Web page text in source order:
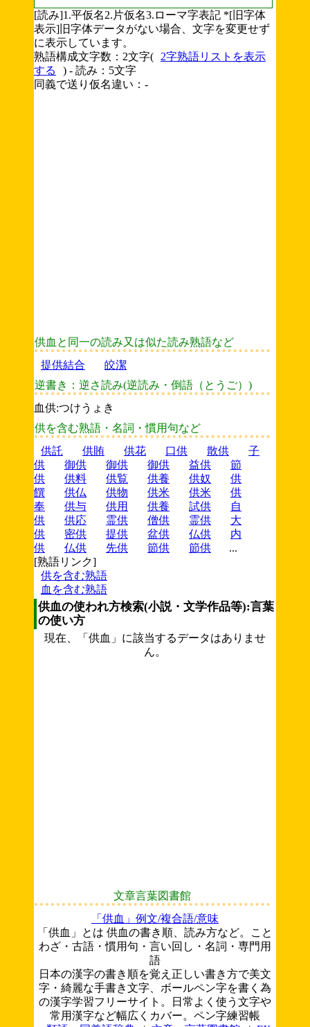
[読み]1.平仮名2.片仮名3.ローマ字表記 *[旧字体
表示]旧字体データがない場合、文字を変更せず
に表示しています。
熟語構成文字数：2文字(
2字熟語リストを表示
する
) - 読み：5文字
同義で送り仮名違い：-
供血と同一の読み又は似た読み熟語など
提供結合
皎潔
逆書き：逆さ読み(逆読み・倒語（とうご）)
血供:つけうょき
供を含む熟語・名詞・慣用句など
供託
供賄 供花 口供 散供
子
供
御供 御供 御供 益供
節
供
供料 供覧 供養 供奴
供
饌
供仏 供物 供米 供米
供
奉
供与 供用 供養 試供
自
供
供応 霊供 僧供 霊供
大
供
密供 提供 盆供 仏供
内
供
仏供 先供 節供 節供
...
[熟語リンク]
供を含む熟語
血を含む熟語
供血の使われ方検索(小説・文学作品等):言葉
の使い方
現在、「供血」に該当するデータはありませ
ん。
文章言葉図書館
「供血」例文/複合語/意味
「供血」とは 供血の書き順、読み方など。こと
わざ・古語・慣用句・言い回し・名詞・専門用
語
日本の漢字の書き順を覚え正しい書き方で美文
字・綺麗な手書き文字、ボールペン字を書く為
の漢字学習フリーサイト。日常よく使う文字や
常用漢字など幅広くカバー。ペン字練習帳